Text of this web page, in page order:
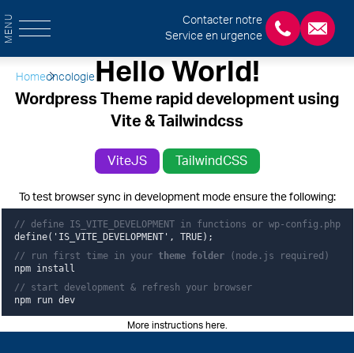
MENU
Contacter notre
Service en urgence
+3243554120
HomeoncologieHello World!
Wordpress Theme rapid development using
Vite & Tailwindcss
ViteJS TailwindCSS
To test browser sync in development mode ensure the following:
// define IS_VITE_DEVELOPMENT in functions or wp-config.php
define('IS_VITE_DEVELOPMENT', TRUE);
// run first time in your theme folder(node.js required)
npm install
// start development & refresh your browser
npm run dev
More instructions here.